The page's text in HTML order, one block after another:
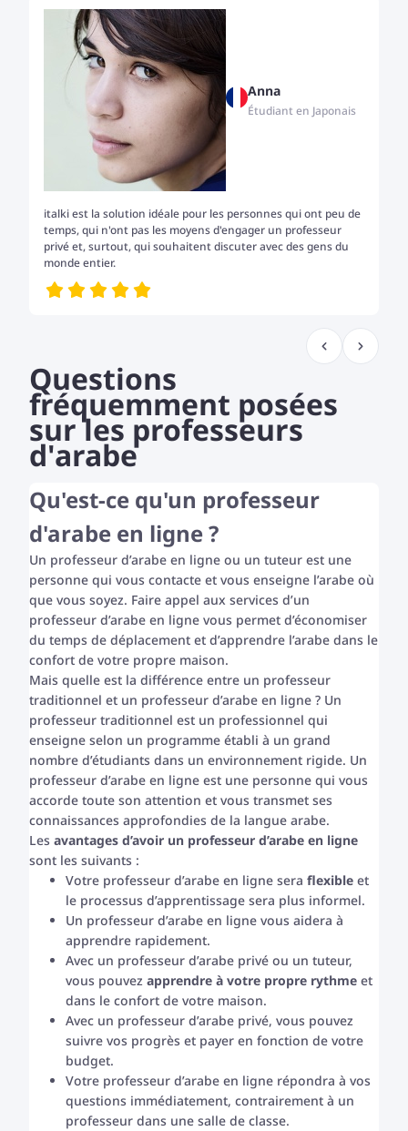
Anna
Étudiant en Japonais
italki est la solution idéale pour les personnes qui ont peu de
temps, qui n'ont pas les moyens d'engager un professeur
privé et, surtout, qui souhaitent discuter avec des gens du
monde entier.
Questions
fréquemment posées
sur les professeurs
d'arabe
Qu'est-ce qu'un professeur
d'arabe en ligne ?
Un professeur d’arabe en ligne ou un tuteur est une
personne qui vous contacte et vous enseigne l’arabe où
que vous soyez. Faire appel aux services d’un
professeur d’arabe en ligne vous permet d’économiser
du temps de déplacement et d’apprendre l’arabe dans le
confort de votre propre maison.
Mais quelle est la différence entre un professeur
traditionnel et un professeur d’arabe en ligne ? Un
professeur traditionnel est un professionnel qui
enseigne selon un programme établi à un grand
nombre d’étudiants dans un environnement rigide. Un
professeur d’arabe en ligne est une personne qui vous
accorde toute son attention et vous transmet ses
connaissances approfondies de la langue arabe.
Les avantages d’avoir un professeur d’arabe en ligne
sont les suivants :
Votre professeur d’arabe en ligne sera flexible et
le processus d’apprentissage sera plus informel.
Un professeur d’arabe en ligne vous aidera à
apprendre rapidement.
Avec un professeur d’arabe privé ou un tuteur,
vous pouvez apprendre à votre propre rythme et
dans le confort de votre maison.
Avec un professeur d’arabe privé, vous pouvez
suivre vos progrès et payer en fonction de votre
budget.
Votre professeur d’arabe en ligne répondra à vos
questions immédiatement, contrairement à un
professeur dans une salle de classe.